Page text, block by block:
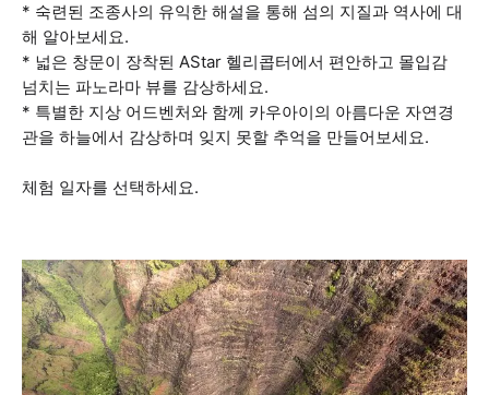
* 숙련된 조종사의 유익한 해설을 통해 섬의 지질과 역사에 대
해 알아보세요.
* 넓은 창문이 장착된 AStar 헬리콥터에서 편안하고 몰입감
넘치는 파노라마 뷰를 감상하세요.
* 특별한 지상 어드벤처와 함께 카우아이의 아름다운 자연경
관을 하늘에서 감상하며 잊지 못할 추억을 만들어보세요.
체험 일자를 선택하세요.